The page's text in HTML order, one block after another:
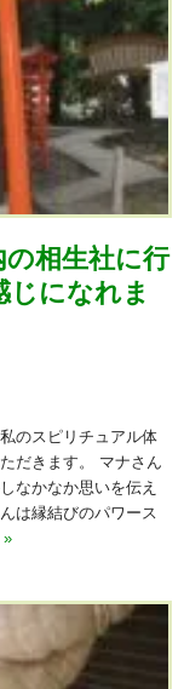
相生社に行
じになれま
のスピリチュアル体
だきます。 マナさん
なかなか思いを伝え
は縁結びのパワース
»